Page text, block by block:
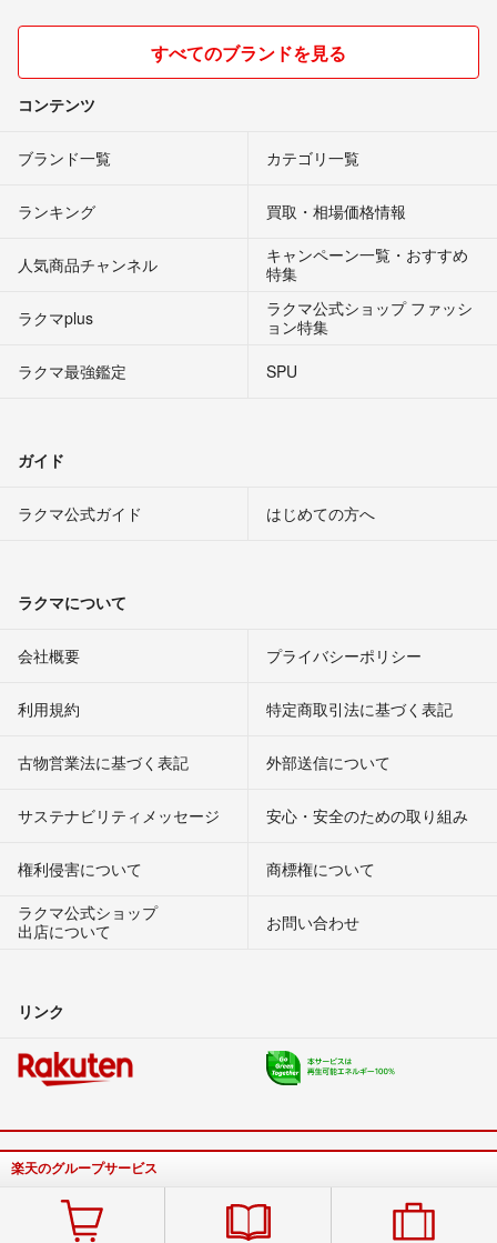
すべてのブランドを見る
コンテンツ
ブランド一覧 カテゴリ一覧
ランキング 買取・相場価格情報
人気商品チャンネル
キャンペーン一覧・おすすめ
特集
ラクマplus
ラクマ公式ショップ ファッシ
ョン特集
ラクマ最強鑑定
SPU
ガイド
ラクマ公式ガイド はじめての方へ
ラクマについて
会社概要 プライバシーポリシー
利用規約 特定商取引法に基づく表記
古物営業法に基づく表記 外部送信について
サステナビリティメッセージ 安心・安全のための取り組み
権利侵害について
商標権について
ラクマ公式ショップ
出店について
お問い合わせ
リンク
楽天のグループサービス